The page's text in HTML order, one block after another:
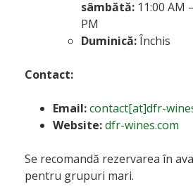
sâmbătă: 11:00 AM
PM
Duminică:Închis
Contact:
Email:contact[at]dfr-
Website:dfr-wines.com
Se recomandă rezervarea în
pentru grupuri mari.